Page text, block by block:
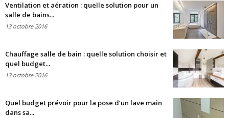
Ventilation et aération : quelle solution pour un
salle de bains...
13 octobre 2016
Chauffage salle de bain : quelle solution choisir et
quel budget...
13 octobre 2016
Quel budget prévoir pour la pose d’un lave main
dans sa...